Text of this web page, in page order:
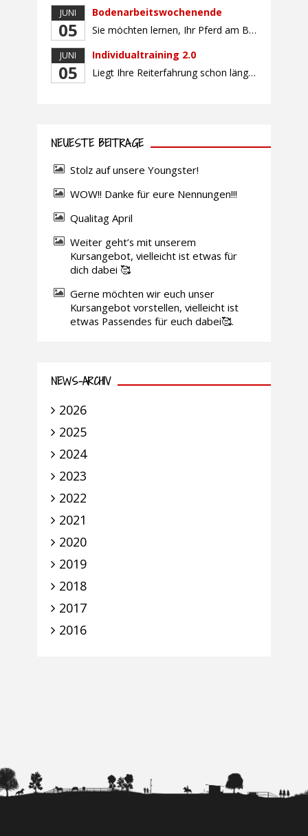
JUNI
05
Bodenarbeitswochenende
Sie möchten lernen, Ihr Pferd am Boden gezielt zu gymnastizieren und durch feine Kommunikation zu führen? Dieser Kurs vermittelt, wie gezieltes und korrektes Longieren zur gymnastizierenden Arbeit mit dem Pferd beitragen. Wir arbeiten mit Hilfe eines Kappzaums – ohne Ausbinder oder andere Hilfszügel. Im Mittelpunkt stehen feine Kommunikation, klare Körpersprache und präzise Hilfengebung mit dem […]
JUNI
05
Individualtraining 2.0
Liegt Ihre Reiterfahrung schon länger zurück oder fühlen Sie sich noch nicht richtig fit? Oder sind Sie bereits ein sicherer Reiter und freuen sich auf weiterführenden Unterricht? Training für Reiter:innen mit unterschiedlicher Reiterfahrung, auf die Wünsche und Kenntnisse des Einzelnen abgestimmt. Ein abwechslungsreiches Programm mit individuellem Reitunterricht und für Fortgeschrittene auch mit Gangtraining findet in […]
NEUESTE BEITRÄGE
Stolz auf unsere Youngster!
WOW!! Danke für eure Nennungen!!!
Qualitag April
Weiter geht’s mit unserem
Kursangebot, vielleicht ist etwas für
dich dabei 🥰
Gerne möchten wir euch unser
Kursangebot vorstellen, vielleicht ist
etwas Passendes für euch dabei🥰.
NEWS-ARCHIV
2026
2025
2024
2023
2022
2021
2020
2019
2018
2017
2016